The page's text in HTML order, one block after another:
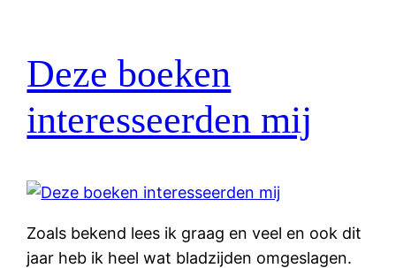
Deze boeken
interesseerden mij
Zoals bekend lees ik graag en veel en ook dit
jaar heb ik heel wat bladzijden omgeslagen.